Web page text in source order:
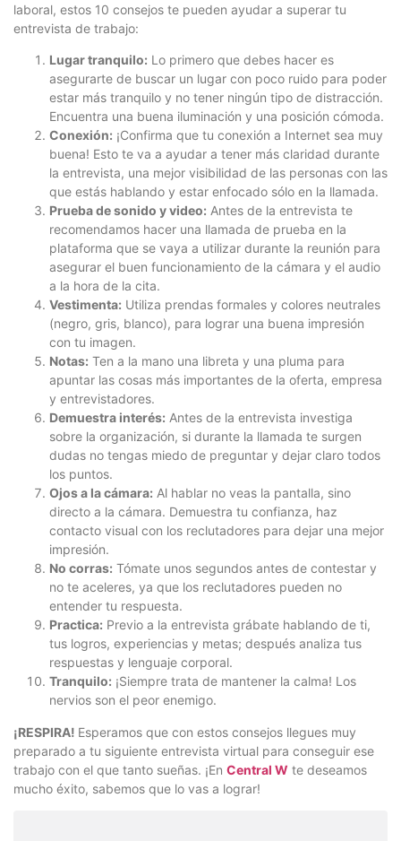
laboral, estos 10 consejos te pueden ayudar a superar tu
entrevista de trabajo:
Lugar tranquilo: Lo primero que debes hacer es
asegurarte de buscar un lugar con poco ruido para poder
estar más tranquilo y no tener ningún tipo de distracción.
Encuentra una buena iluminación y una posición cómoda.
Conexión: ¡Confirma que tu conexión a Internet sea muy
buena! Esto te va a ayudar a tener más claridad durante
la entrevista, una mejor visibilidad de las personas con las
que estás hablando y estar enfocado sólo en la llamada.
Prueba de sonido y video: Antes de la entrevista te
recomendamos hacer una llamada de prueba en la
plataforma que se vaya a utilizar durante la reunión para
asegurar el buen funcionamiento de la cámara y el audio
a la hora de la cita.
Vestimenta: Utiliza prendas formales y colores neutrales
(negro, gris, blanco), para lograr una buena impresión
con tu imagen.
Notas: Ten a la mano una libreta y una pluma para
apuntar las cosas más importantes de la oferta, empresa
y entrevistadores.
Demuestra interés: Antes de la entrevista investiga
sobre la organización, si durante la llamada te surgen
dudas no tengas miedo de preguntar y dejar claro todos
los puntos.
Ojos a la cámara: Al hablar no veas la pantalla, sino
directo a la cámara. Demuestra tu confianza, haz
contacto visual con los reclutadores para dejar una mejor
impresión.
No corras: Tómate unos segundos antes de contestar y
no te aceleres, ya que los reclutadores pueden no
entender tu respuesta.
Practica: Previo a la entrevista grábate hablando de ti,
tus logros, experiencias y metas; después analiza tus
respuestas y lenguaje corporal.
Tranquilo: ¡Siempre trata de mantener la calma! Los
nervios son el peor enemigo.
¡RESPIRA! Esperamos que con estos consejos llegues muy
preparado a tu siguiente entrevista virtual para conseguir ese
trabajo con el que tanto sueñas. ¡En Central W te deseamos
mucho éxito, sabemos que lo vas a lograr!